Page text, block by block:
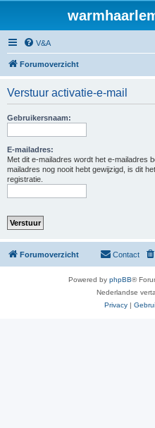
V&A
Forumoverzicht
Verstuur activatie-e-mail
Gebruikersnaam:
E-mailadres:
Met dit e-mailadres wordt het e-mailadres
mailadres nog nooit hebt gewijzigd, is dit
registratie.
Forumoverzicht Contact
Powered by phpBB®
Nederlandse
Privacy |